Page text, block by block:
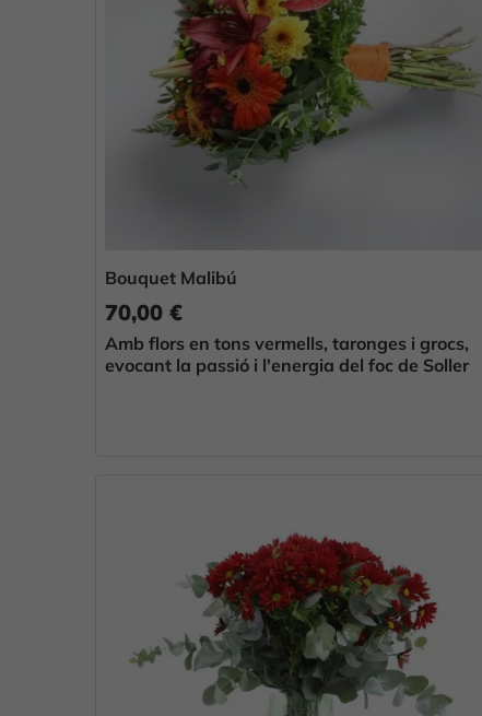
Bouquet Malibú
70,00 €
Amb flors en tons vermells, taronges i grocs,
evocant la passió i l'energia del foc de Soller